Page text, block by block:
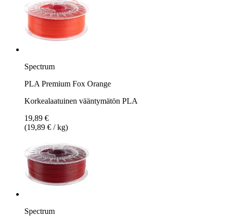
Spectrum
PLA Premium Fox Orange
Korkealaatuinen vääntymätön PLA
19,89 €
(19,89 € / kg)
Spectrum